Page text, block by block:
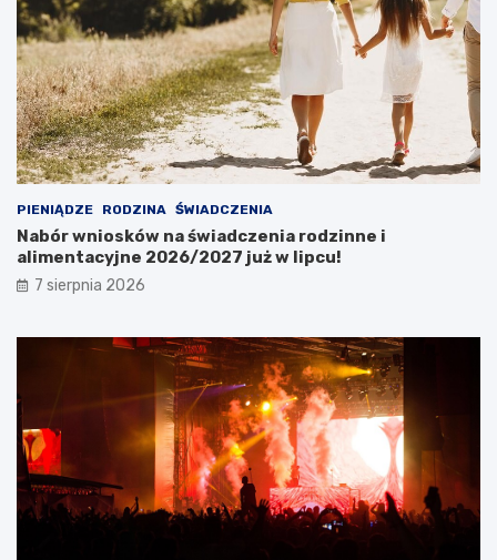
PIENIĄDZE RODZINA ŚWIADCZENIA
Nabór wniosków na świadczenia rodzinne i
alimentacyjne 2026/2027 już w lipcu!
7 sierpnia 2026